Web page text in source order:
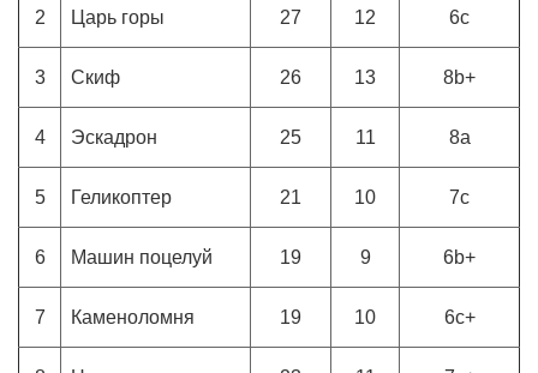
2 Царь горы 27 12 6c
3 Скиф 26 13 8b+
4 Эскадрон 25 11 8a
5 Геликоптер 21 10 7c
6 Машин поцелуй 19 9 6b+
7 Каменоломня 19 10 6c+